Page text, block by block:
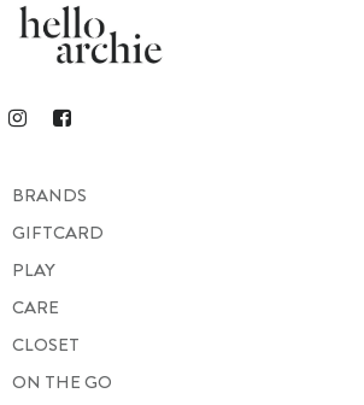
BRANDS
GIFTCARD
PLAY
CARE
CLOSET
ON THE GO